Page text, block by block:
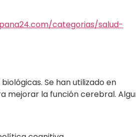
categorias/salud-
Se han utilizado en
mejorar la función cerebral.